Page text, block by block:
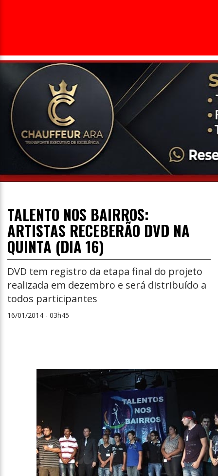
TALENTO NOS BAIRROS:
ARTISTAS RECEBERÃO DVD NA
QUINTA (DIA 16)
DVD tem registro da etapa final do projeto
realizada em dezembro e será distribuído a
todos participantes
16/01/2014 - 03h45